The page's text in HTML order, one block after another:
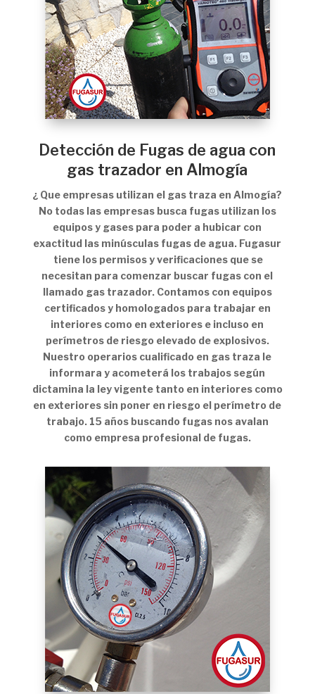
Detección de Fugas de agua con
gas trazador en Almogía
¿ Que empresas utilizan el gas traza en Almogía?
No todas las empresas busca fugas utilizan los
equipos y gases para poder a hubicar con
exactitud las minúsculas fugas de agua. Fugasur
tiene los permisos y verificaciones que se
necesitan para comenzar buscar fugas con el
llamado gas trazador. Contamos con equipos
certificados y homologados para trabajar en
interiores como en exteriores e incluso en
perímetros de riesgo elevado de explosivos.
Nuestro operarios cualificado en gas traza le
informara y acometerá los trabajos según
dictamina la ley vigente tanto en interiores como
en exteriores sin poner en riesgo el perímetro de
trabajo. 15 años buscando fugas nos avalan
como empresa profesional de fugas.